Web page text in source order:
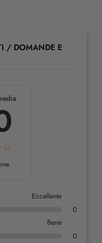
/ DOMANDE E
Eccellente
0
Bene
0